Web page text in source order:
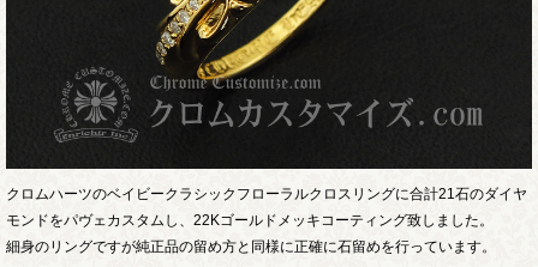
クロムハーツのベイビークラシックフローラルクロスリングに合計21石のダイヤ
モンドをパヴェカスタムし、22Kゴールドメッキコーティング致しました。
細身のリングですが純正品の留め方と同様に正確に石留めを行っています。